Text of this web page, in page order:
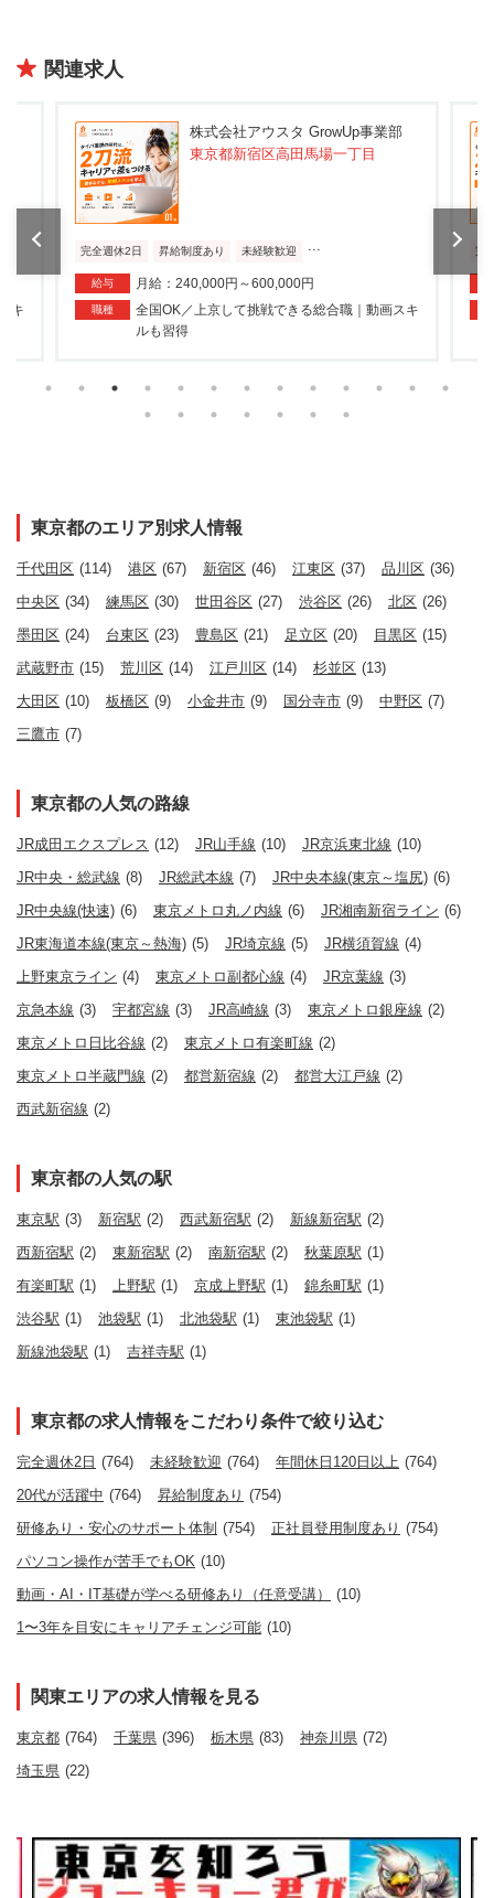
関連求人
タ GrowUp事業部
高田馬場一丁目
...
きる総合職｜動画スキ
株式会社アウスタ GrowUp
東京都新宿区新宿
完全週休2日 昇給制度あり
給与 月給：240,000円～600,000円
職種
全国OK／上京して挑戦できる総合職
東京都のエリア別求人情報
千代田区 (114) 港区 (67) 新宿区 (46) 江東区 (37) 品川区 (36)
中央区 (34) 練馬区 (30) 世田谷区 (27) 渋谷区 (26) 北区 (26)
墨田区 (24) 台東区 (23) 豊島区 (21) 足立区 (20) 目黒区 (15)
武蔵野市 (15) 荒川区 (14) 江戸川区 (14) 杉並区 (13)
大田区 (10) 板橋区 (9) 小金井市 (9) 国分寺市 (9) 中野区 (7)
三鷹市 (7)
東京都の人気の路線
JR成田エクスプレス (12) JR山手線 (10) JR京浜東北線 (10)
JR中央・総武線 (8) JR総武本線 (7) JR中央本線(東京～塩尻) (6)
JR中央線(快速) (6) 東京メトロ丸ノ内線 (6) JR湘南新宿ライン (6)
JR東海道本線(東京～熱海) (5) JR埼京線 (5) JR横須賀線 (4)
上野東京ライン (4) 東京メトロ副都心線 (4) JR京葉線 (3)
京急本線 (3) 宇都宮線 (3) JR高崎線 (3) 東京メトロ銀座線 (2)
東京メトロ日比谷線 (2) 東京メトロ有楽町線 (2)
東京メトロ半蔵門線 (2) 都営新宿線 (2) 都営大江戸線 (2)
西武新宿線 (2)
東京都の人気の駅
東京駅 (3) 新宿駅 (2) 西武新宿駅 (2) 新線新宿駅 (2)
西新宿駅 (2) 東新宿駅 (2) 南新宿駅 (2) 秋葉原駅 (1)
有楽町駅 (1) 上野駅 (1) 京成上野駅 (1) 錦糸町駅 (1)
渋谷駅 (1) 池袋駅 (1) 北池袋駅 (1) 東池袋駅 (1)
新線池袋駅 (1) 吉祥寺駅 (1)
東京都の求人情報をこだわり条件で絞り込む
完全週休2日 (764) 未経験歓迎 (764) 年間休日120日以上 (764)
20代が活躍中 (764) 昇給制度あり (754)
研修あり・安心のサポート体制 (754) 正社員登用制度あり (754)
パソコン操作が苦手でもOK (10)
動画・AI・IT基礎が学べる研修あり（任意受講）
(10)
1〜3年を目安にキャリアチェンジ可能 (10)
関東エリアの求人情報を見る
東京都 (764) 千葉県 (396) 栃木県 (83) 神奈川県 (72)
埼玉県 (22)